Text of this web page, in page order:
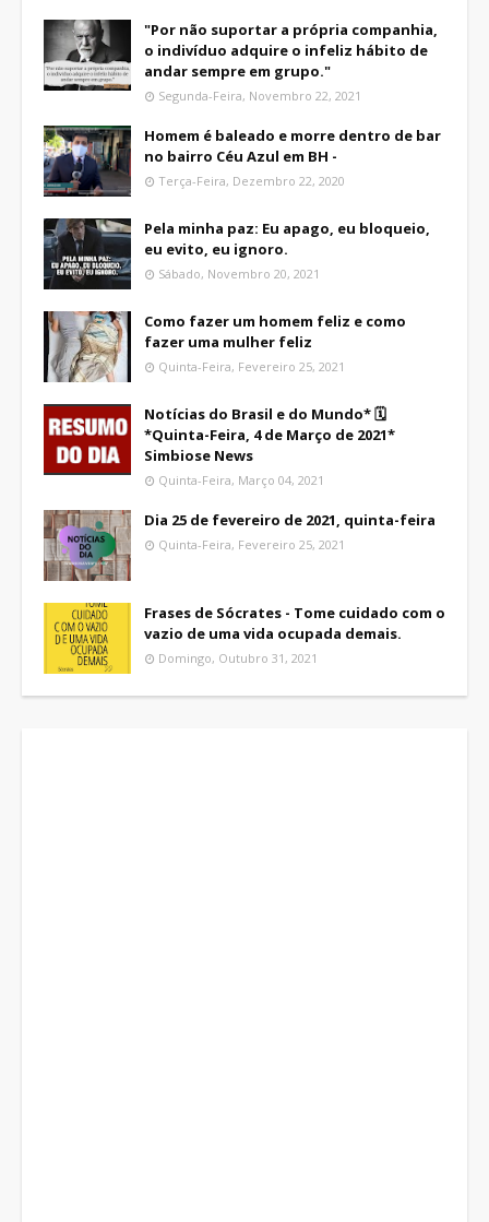
"Por não suportar a própria companhia,
o indivíduo adquire o infeliz hábito de
andar sempre em grupo."
Segunda-Feira, Novembro 22, 2021
Homem é baleado e morre dentro de bar
no bairro Céu Azul em BH -
Terça-Feira, Dezembro 22, 2020
Pela minha paz: Eu apago, eu bloqueio,
eu evito, eu ignoro.
Sábado, Novembro 20, 2021
Como fazer um homem feliz e como
fazer uma mulher feliz
Quinta-Feira, Fevereiro 25, 2021
Notícias do Brasil e do Mundo* 🗓
*Quinta-Feira, 4 de Março de 2021*
Simbiose News
Quinta-Feira, Março 04, 2021
Dia 25 de fevereiro de 2021, quinta-feira
Quinta-Feira, Fevereiro 25, 2021
Frases de Sócrates - Tome cuidado com o
vazio de uma vida ocupada demais.
Domingo, Outubro 31, 2021